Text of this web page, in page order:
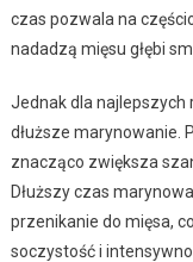
czas pozwala na
nadadzą mięsu głębi
Jednak dla
dłuższe marynowanie.
znacząco zwiększa
Dłuższy czas
przenikanie do mięsa,
soczystość i